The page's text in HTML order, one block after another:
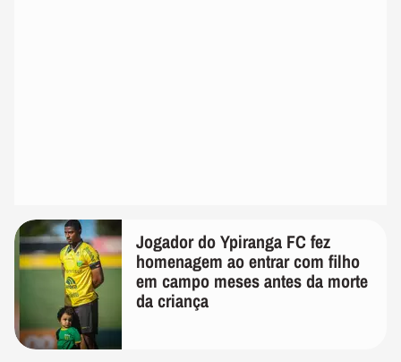
Jogador do Ypiranga FC fez
homenagem ao entrar com filho
em campo meses antes da morte
da criança